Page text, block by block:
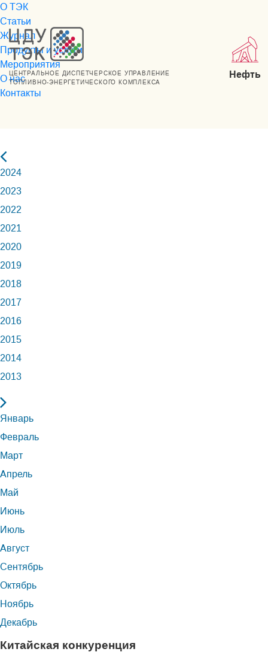
ЦЕНТРАЛЬНОЕ ДИСПЕТЧЕРСКОЕ УПРАВЛЕНИЕ
ТОПЛИВНО-ЭНЕРГЕТИЧЕСКОГО КОМПЛЕКСА
Нефть
О ТЭК
Статьи
Журнал
Продукты и услуги
Мероприятия
О нас
Контакты
2024
2023
2022
2021
2020
2019
2018
2017
2016
2015
2014
2013
Январь
Февраль
Март
Апрель
Май
Июнь
Июль
Август
Сентябрь
Октябрь
Ноябрь
Декабрь
Китайская конкуренция